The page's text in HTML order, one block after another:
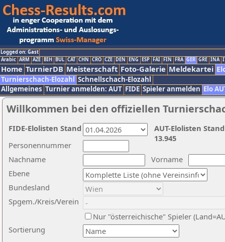
Logged on: Gast
Arabic ARM AZE BIH BUL CAT CHN CRO CZE DEN ENG ESP FAI FIN FRA GER GRE INA
Home TurnierDB Meisterschaft Foto-Galerie Meldekartei
Turnierschach-Elozahl Schnellschach-Elozahl
Allgemeines Turnier anmelden: AUT FIDE Spieler anmelden Elo
Willkommen bei den offiziellen
Nachname
Vorname
Ebene
Sortierung
Personennummer
Bundesland
Spgem./Kreis/Verein
Nur "österreichische" Spieler
AUT-Elolisten
13.945
FIDE-Elolisten Stand